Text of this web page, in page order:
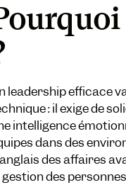
leadership efficace
: il exige de
intelligence
dans des
des affaires
gestion des